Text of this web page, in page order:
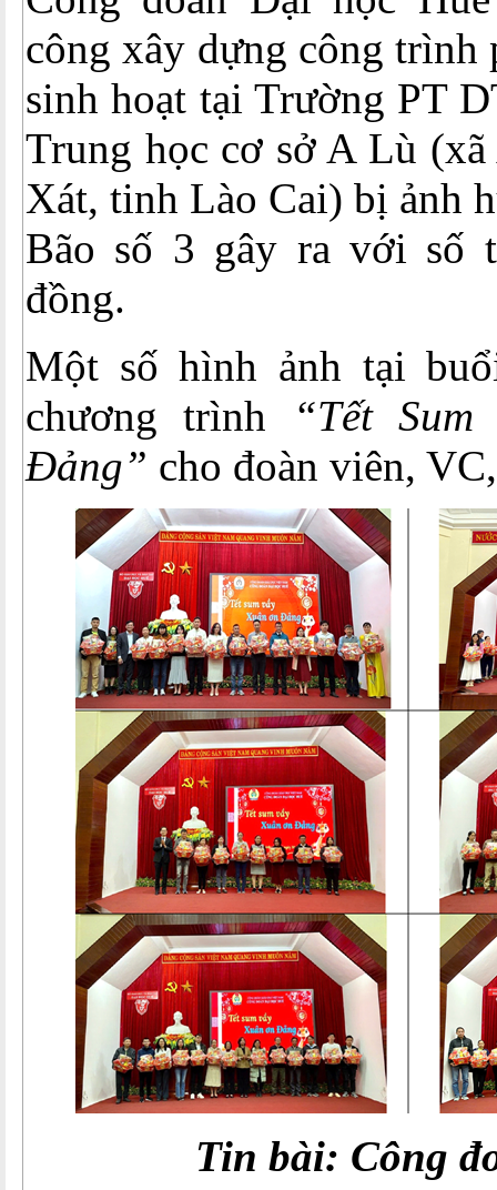
công xây dựng công trình
sinh hoạt tại Trường PT
Trung học cơ sở A Lù
Xát, tinh Lào Cai) bị ảnh
Bão số 3 gây ra với số
đồng.
Một số hình ảnh tại
chương trình
“Tết
Đảng” cho đoàn viên,
Tin bài: Công